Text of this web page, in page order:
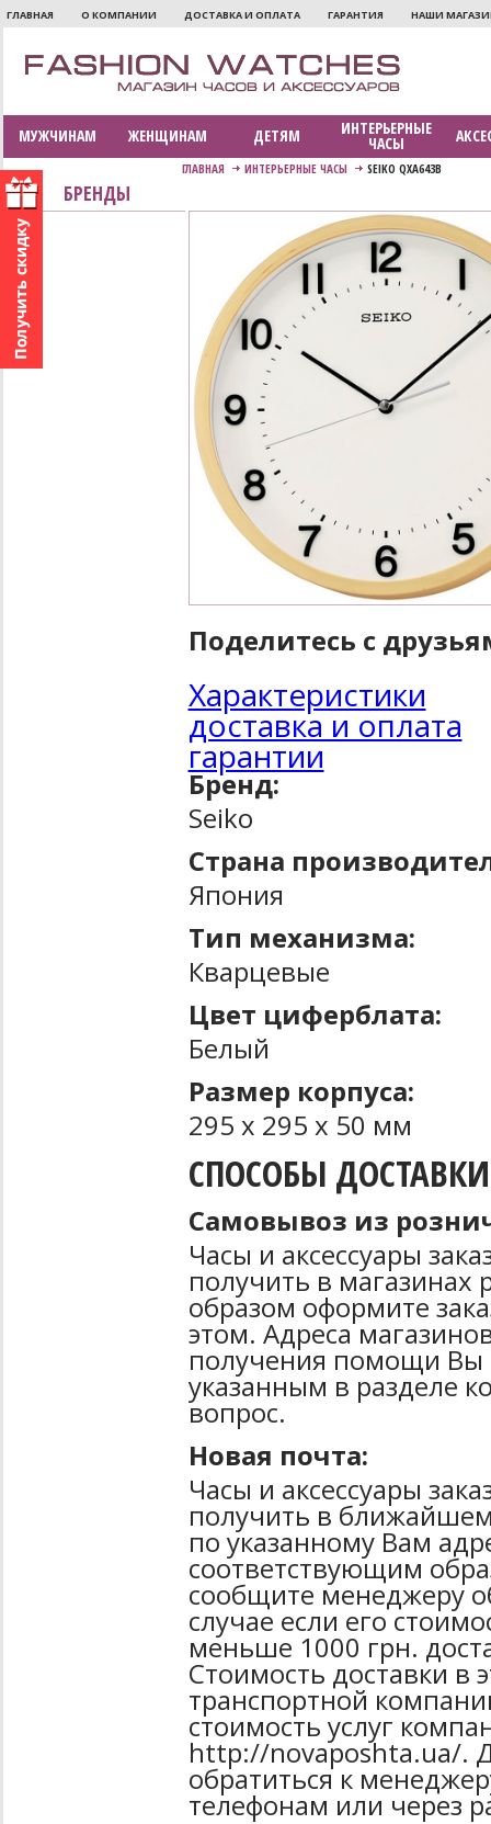
ГЛАВНАЯ О КОМПАНИИ ДОСТАВКА И ОПЛАТА ГАРАНТИЯ НАШИ
МУЖЧИНАМ ЖЕНЩИНАМ ДЕТЯМ ИНТЕРЬЕРНЫЕ
ЧАСЫ
ГЛАВНАЯ ИНТЕРЬЕРНЫЕ ЧАСЫ SEIKO QXA643B
БРЕНДЫ
Seiko
Поделитесь с
Характеристики
доставка и оплата
гарантии
Бренд:
Seiko
Страна
Япония
Тип механизма:
Кварцевые
Цвет циферблата:
Белый
Размер корпуса:
295 х 295 х 50 мм
СПОСОБЫ
Самовывоз из
Часы и аксессуары
получить в магазинах
образом оформите
этом. Адреса
получения помощи Вы
указанным в разделе
вопрос.
Новая почта:
Часы и аксессуары
получить в
по указанному Вам
соответствующим
сообщите менеджеру
случае если его
меньше 1000 грн.
Стоимость доставки в
транспортной
стоимость услуг
http://novaposhta.ua/.
обратиться к
телефонам или через